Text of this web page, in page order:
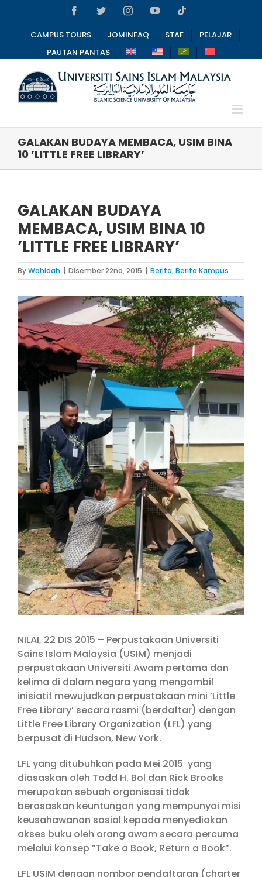
to
content
FacebookTwitterInstagramYouTube
CAMPUS TOURS JOMINFAQ STAF
PELAJAR
PAUTAN PANTAS
GALAKAN BUDAYA MEMBACA, USIM BINA
10 ’LITTLE FREE LIBRARY’
GALAKAN BUDAYA
MEMBACA, USIM BINA 10
’LITTLE FREE LIBRARY’
ByWahidah | Disember 22nd, 2015 | Berita,Berita Kampus
View
Larger
Image
NILAI, 22 DIS 2015 – Perpustakaan Universiti
Sains Islam Malaysia (USIM) menjadi
perpustakaan Universiti Awam pertama dan
kelima di dalam negara yang mengambil
inisiatif mewujudkan perpustakaan mini ’Little
Free Library’ secara rasmi (berdaftar) dengan
Little Free Library Organization (LFL) yang
berpusat di Hudson, New York.
LFL yang ditubuhkan pada Mei 2015 yang
diasaskan oleh Todd H. Bol dan Rick Brooks
merupakan sebuah organisasi tidak
berasaskan keuntungan yang mempunyai misi
keusahawanan sosial kepada menyediakan
akses buku oleh orang awam secara percuma
melalui konsep ”Take a Book, Return a Book”.
LFL USIM dengan nombor pendaftaran (charter